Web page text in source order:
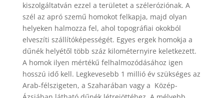
kiszolgáltatván ezzel a területet a széleróziónak. A
szél az apró szemű homokot felkapja, majd olyan
helyeken halmozza fel, ahol topográfiai okokból
elveszíti szállítóképességét. Egyes ergek homokja a
dűnék helyétől több száz kilométernyire keletkezett.
A homok ilyen mértékű felhalmozódásához igen
hosszú idő kell. Legkevesebb 1 millió év szükséges az
Arab-félszigeten, a Szaharában vagy a Közép-